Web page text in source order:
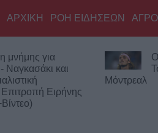
ΑΡΧΙΚΗ ΡΟΗ ΕΙΔΗΣΕΩΝ
μνήμης για
Ναγκασάκι και
Ειρήνης
Μόντρεαλ